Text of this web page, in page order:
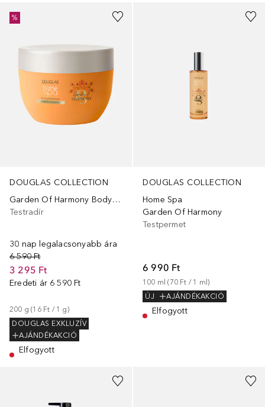
DOUGLAS COLLECTION
Garden Of Harmony Body Scrub
Testradír
30 nap legalacsonyabb ára
6 590 Ft
3 295 Ft
Eredeti ár 6 590 Ft
200 g (16 Ft / 1 g)
DOUGLAS EXKLUZÍV
AJÁNDÉKAKCIÓ
Elfogyott
%
DOUGLAS COLLECTION
Home Spa
Garden Of Harmony
Testpermet
6 990 Ft
100 ml (70 Ft / 1 ml)
ÚJ
AJÁNDÉKAKCIÓ
Elfogyott